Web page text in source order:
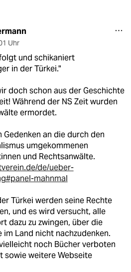
Uhr
und schikaniert
in der Türkei."
doch schon aus der Geschichte
Während der NS Zeit wurden
ermordet.
Gedenken an die durch den
umgekommenen
und Rechtsanwälte.
de/ueber-
mahnmal
Türkei werden seine Rechte
und es wird versucht, alle
dazu zu zwingen, über die
im Land nicht nachzudenken.
noch Bücher verboten
sowie weitere Webseite